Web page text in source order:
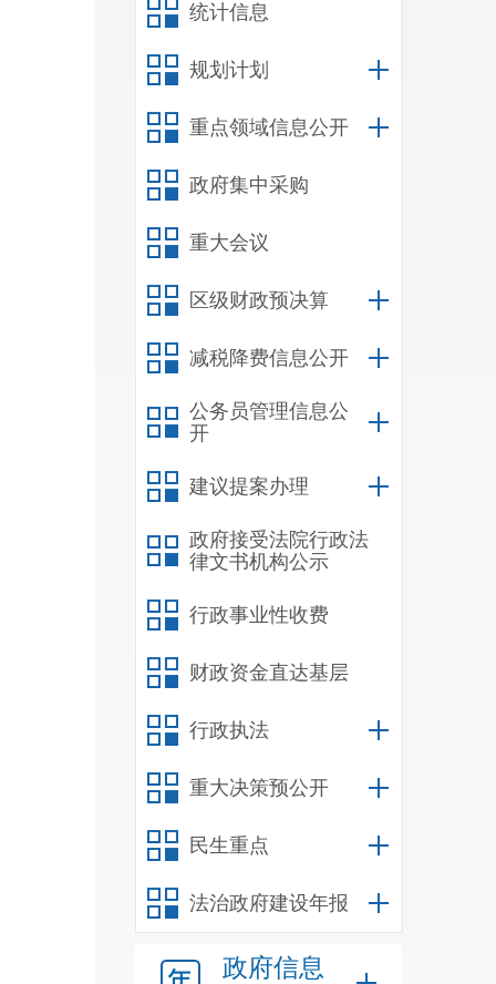
统计信息
规划计划
重点领域信息公开
政府集中采购
重大会议
区级财政预决算
减税降费信息公开
公务员管理信息公
开
建议提案办理
政府接受法院行政法
律文书机构公示
行政事业性收费
财政资金直达基层
行政执法
重大决策预公开
民生重点
法治政府建设年报
政府信息